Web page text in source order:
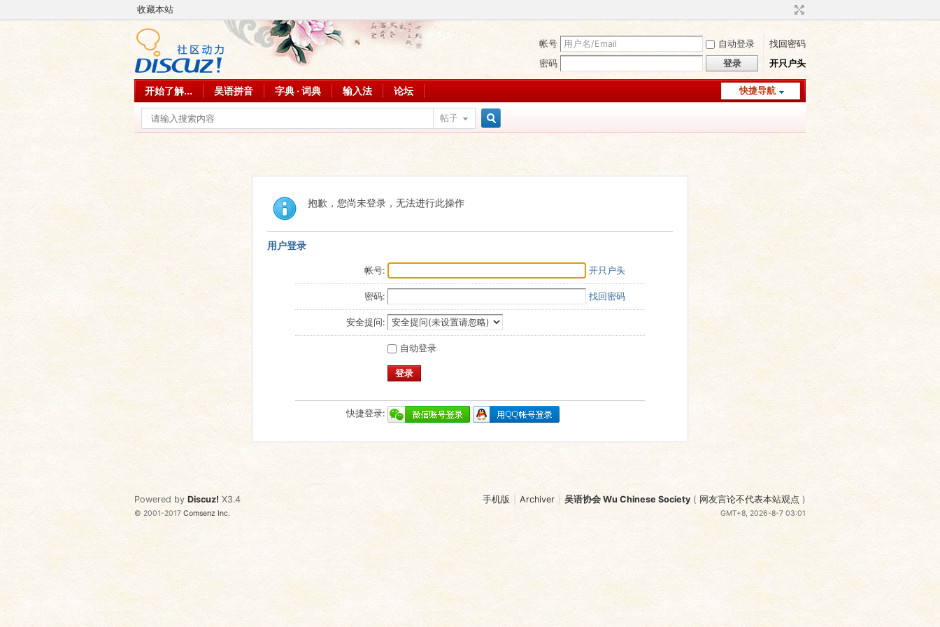
收藏本站
帐号 自动登录
找回密码
密码
登录 开只户头
快捷导航
开始了解... 吴语拼音 字典 · 词典 输入法 论坛
帖子
抱歉，您尚未登录，无法进行此操作
用户登录
帐号: 开只户头
密码: 找回密码
安全提问:
自动登录
登录
快捷登录:
手机版 Archiver 吴语协会 Wu Chinese Society ( 网友言论不代表本站观点 )
GMT+8, 2026-8-7 03:01
Powered by Discuz! X3.4
© 2001-2017Comsenz Inc.